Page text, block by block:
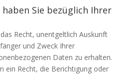
haben Sie bezüglich Ihrer
Recht, unentgeltlich Auskunft
und Zweck Ihrer
Daten zu erhalten.
ein Recht, die Berichtigung oder